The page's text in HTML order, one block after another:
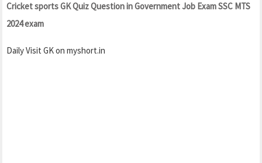
Cricket sports GK Quiz Question in Government Job Exam SSC MTS
2024 exam
Daily Visit GK on myshort.in